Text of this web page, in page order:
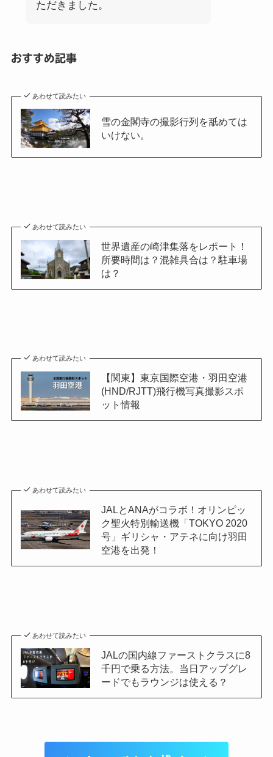
ただきました。
おすすめ記事
あわせて読みたい
雪の金閣寺の撮影行列を舐めては
いけない。
あわせて読みたい
世界遺産の崎津集落をレポート！
所要時間は？混雑具合は？駐車場
は？
あわせて読みたい
【関東】東京国際空港・羽田空港
(HND/RJTT)飛行機写真撮影スポ
ット情報
あわせて読みたい
JALとANAがコラボ！オリンピッ
ク聖火特別輸送機「TOKYO 2020
号」ギリシャ・アテネに向け羽田
空港を出発！
あわせて読みたい
JALの国内線ファーストクラスに8
千円で乗る方法。当日アップグレ
ードでもラウンジは使える？